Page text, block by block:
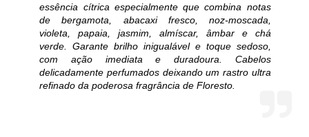
essência cítrica especialmente que combina notas
de bergamota, abacaxi fresco, noz-moscada,
violeta, papaia, jasmim, almíscar, âmbar e chá
verde. Garante brilho inigualável e toque sedoso,
com ação imediata e duradoura. Cabelos
delicadamente perfumados deixando um rastro ultra
refinado da poderosa fragrância de Floresto.